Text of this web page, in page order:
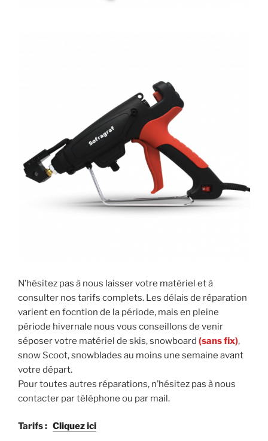
N’hésitez pas à nous laisser votre matériel et à
consulter nos tarifs complets. Les délais de réparation
varient en focntion de la période, mais en pleine
période hivernale nous vous conseillons de venir
séposer votre matériel de skis, snowboard (sans fix),
snow Scoot, snowblades au moins une semaine avant
votre départ.
Pour toutes autres réparations, n’hésitez pas à nous
contacter par téléphone ou par mail.
Tarifs : Cliquez ici